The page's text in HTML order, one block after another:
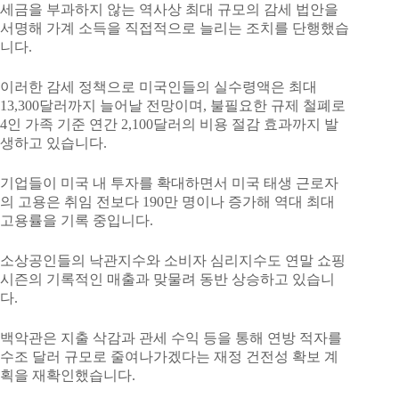
세금을 부과하지 않는 역사상 최대 규모의 감세 법안을
서명해 가계 소득을 직접적으로 늘리는 조치를 단행했습
니다.
이러한 감세 정책으로 미국인들의 실수령액은 최대
13,300달러까지 늘어날 전망이며, 불필요한 규제 철폐로
4인 가족 기준 연간 2,100달러의 비용 절감 효과까지 발
생하고 있습니다.
기업들이 미국 내 투자를 확대하면서 미국 태생 근로자
의 고용은 취임 전보다 190만 명이나 증가해 역대 최대
고용률을 기록 중입니다.
소상공인들의 낙관지수와 소비자 심리지수도 연말 쇼핑
시즌의 기록적인 매출과 맞물려 동반 상승하고 있습니
다.
백악관은 지출 삭감과 관세 수익 등을 통해 연방 적자를
수조 달러 규모로 줄여나가겠다는 재정 건전성 확보 계
획을 재확인했습니다.